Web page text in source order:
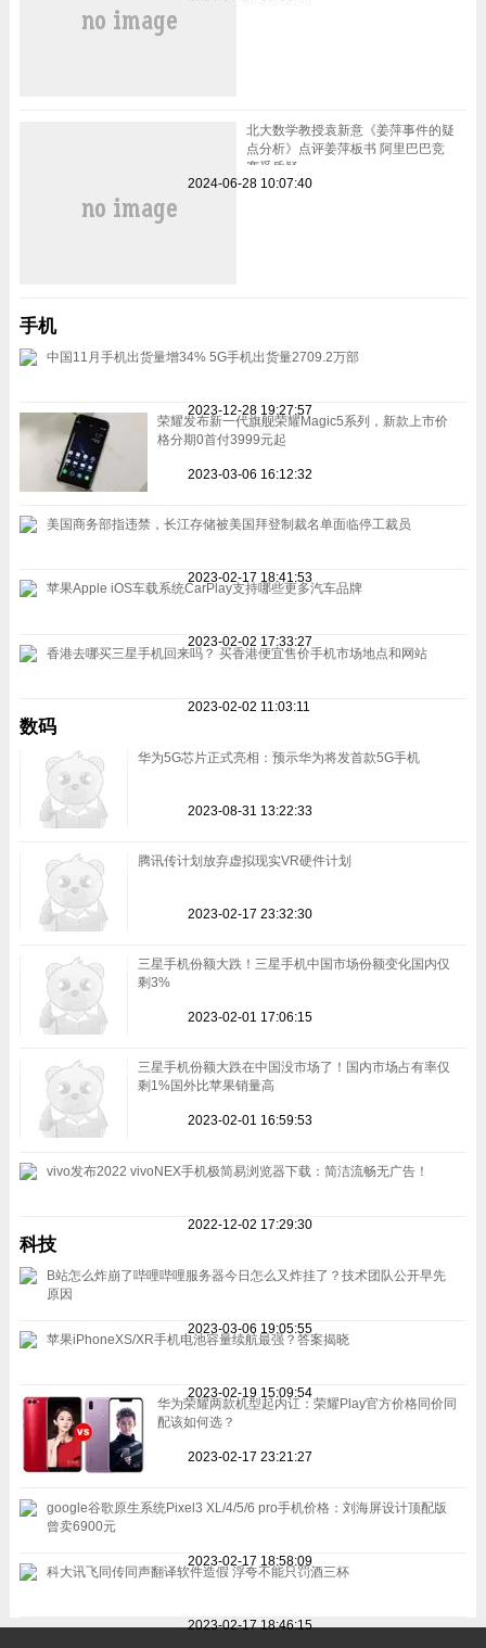
北大数学教授袁新意《姜萍事件的疑
点分析》点评姜萍板书 阿里巴巴竞
赛受质疑
2024-06-28 10:07:40
手机
中国11月手机出货量增34% 5G手机出货量2709.2万部
2023-12-28 19:27:57
荣耀发布新一代旗舰荣耀Magic5系列，新款上市价
格分期0首付3999元起
2023-03-06 16:12:32
美国商务部指违禁，长江存储被美国拜登制裁名单面临停工裁员
2023-02-17 18:41:53
苹果Apple iOS车载系统CarPlay支持哪些更多汽车品牌
2023-02-02 17:33:27
香港去哪买三星手机回来吗？ 买香港便宜售价手机市场地点和网站
2023-02-02 11:03:11
数码
华为5G芯片正式亮相：预示华为将发首款5G手机
2023-08-31 13:22:33
腾讯传计划放弃虚拟现实VR硬件计划
2023-02-17 23:32:30
三星手机份额大跌！三星手机中国市场份额变化国内仅
剩3%
2023-02-01 17:06:15
三星手机份额大跌在中国没市场了！国内市场占有率仅
剩1%国外比苹果销量高
2023-02-01 16:59:53
vivo发布2022 vivoNEX手机极简易浏览器下载：简洁流畅无广告！
2022-12-02 17:29:30
科技
B站怎么炸崩了哔哩哔哩服务器今日怎么又炸挂了？技术团队公开早先
原因
2023-03-06 19:05:55
苹果iPhoneXS/XR手机电池容量续航最强？答案揭晓
2023-02-19 15:09:54
华为荣耀两款机型起内讧：荣耀Play官方价格同价同
配该如何选？
2023-02-17 23:21:27
google谷歌原生系统Pixel3 XL/4/5/6 pro手机价格：刘海屏设计顶配版
曾卖6900元
2023-02-17 18:58:09
科大讯飞同传同声翻译软件造假 浮夸不能只罚酒三杯
2023-02-17 18:46:15